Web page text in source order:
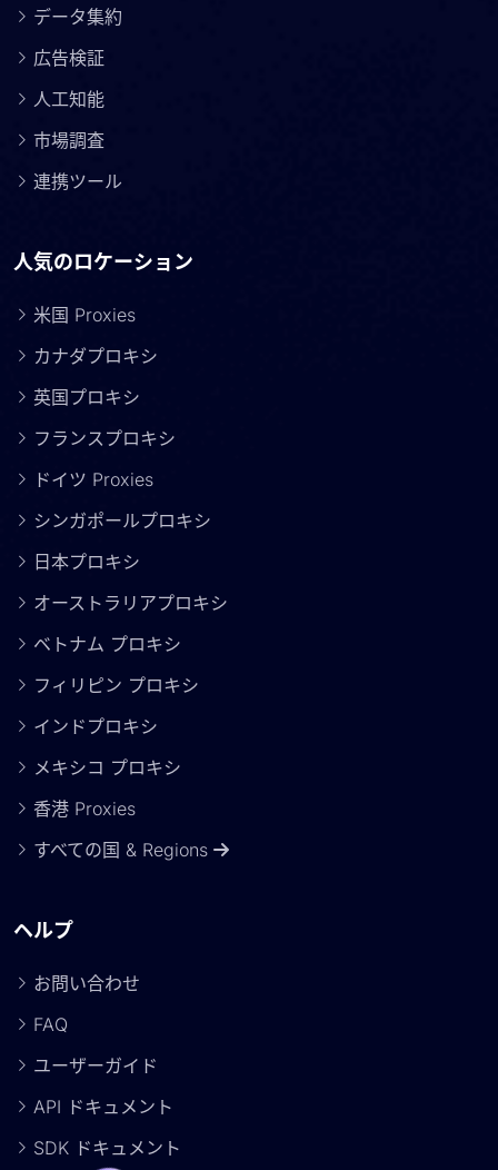
データ集約
広告検証
人工知能
市場調査
連携ツール
人気のロケーション
米国 Proxies
カナダプロキシ
英国プロキシ
フランスプロキシ
ドイツ Proxies
シンガポールプロキシ
日本プロキシ
オーストラリアプロキシ
ベトナム プロキシ
フィリピン プロキシ
インドプロキシ
メキシコ プロキシ
香港 Proxies
すべての国 & Regions
ヘルプ
お問い合わせ
FAQ
ユーザーガイド
API ドキュメント
SDK ドキュメント